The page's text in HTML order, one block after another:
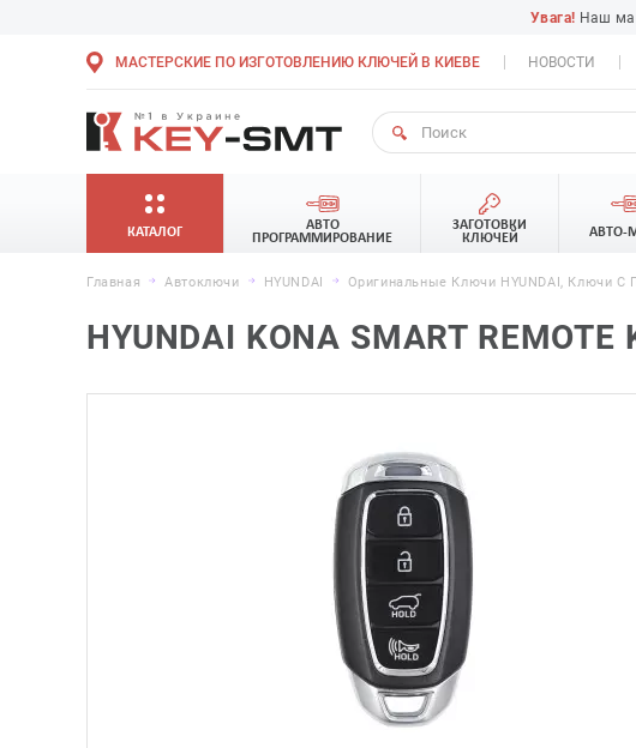
Увага! Наш
МАСТЕРСКИЕ ПО ИЗГОТОВЛЕНИЮ КЛЮЧЕЙ В КИЕВЕ НОВОСТИ
КАТАЛОГ
АВТО
ПРОГРАММИРОВАНИЕ
ЗАГОТОВКИ
КЛЮЧЕЙ
АВТО-
Главная Автоключи HYUNDAI Оригинальные Ключи HYUNDAI, Ключи С
HYUNDAI KONA SMART